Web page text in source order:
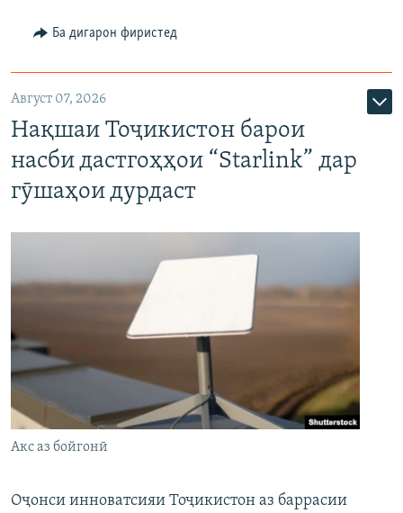
Ба дигарон фиристед
Август 07, 2026
Нақшаи Тоҷикистон барои
насби дастгоҳҳои “Starlink” дар
гӯшаҳои дурдаст
Акс аз бойгонӣ
Оҷонси инноватсияи Тоҷикистон аз баррасии